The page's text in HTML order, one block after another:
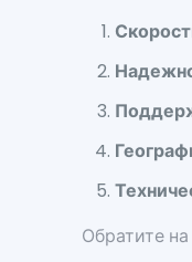
Обратите